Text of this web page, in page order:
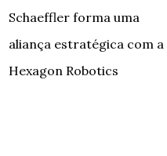
Schaeffler forma uma
aliança estratégica com a
Hexagon Robotics